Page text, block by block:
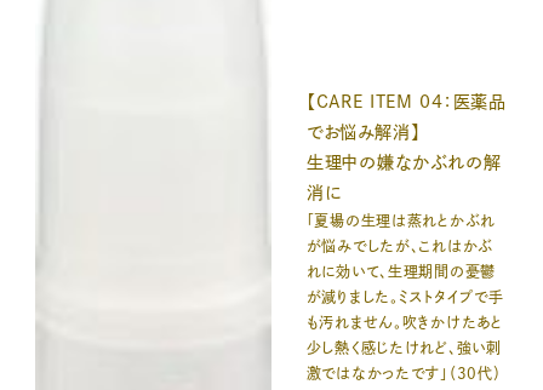
【CARE ITEM 04：医薬品
でお悩み解消】
生理中の嫌なかぶれの解
消に
「夏場の生理は蒸れとかぶれ
が悩みでしたが、これはかぶ
れに効いて、生理期間の憂鬱
が減りました。ミストタイプで手
も汚れません。吹きかけたあと
少し熱く感じたけれど、強い刺
激ではなかったです」（30代）